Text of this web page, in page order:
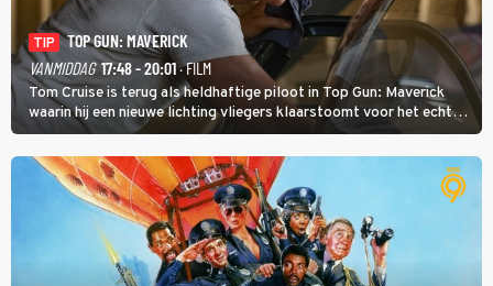
TIP
TOP GUN: MAVERICK
VANMIDDAG 17:48 - 20:01· FILM
Tom Cruise is terug als heldhaftige piloot in Top Gun: Maverick
waarin hij een nieuwe lichting vliegers klaarstoomt voor het echte
werk.